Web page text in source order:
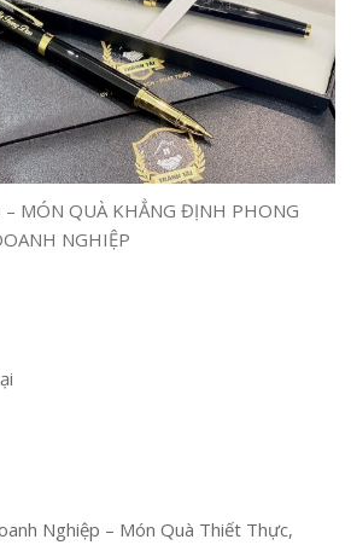
– MÓN QUÀ KHẲNG ĐỊNH PHONG
NGHIỆP
Nghiệp – Món Quà Thiết Thực,